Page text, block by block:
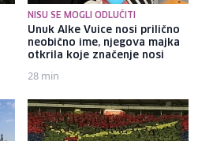
NISU SE MOGLI ODLUČITI
Unuk Alke Vuice nosi prilično
neobično ime, njegova majka
otkrila koje značenje nosi
28 min